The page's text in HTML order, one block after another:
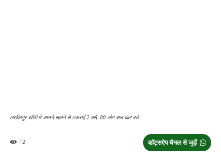
लखीमपुर खीरी में आमने-सामने से टकराईं 2 बसें, 80 लोग बाल-बाल बचे
व्हॉट्सऐप चैनल से जुड़ें
12